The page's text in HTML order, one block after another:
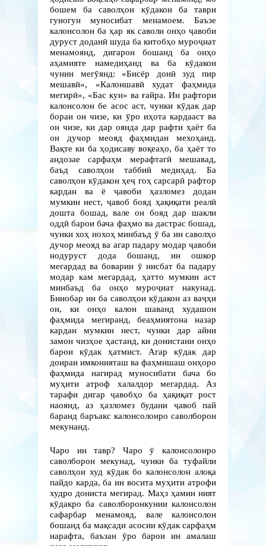
бошем ба саволҳои кӯдакон ба таври
гуногун муносибат менамоем. Баъзе
калонсолон ба ҳар як саволи онҳо ҷавоби
дуруст доданӣ шуда ба китобҳо муроҷиат
менамоянд, дигарон бошанд ба онҳо
аҳамияте намедиҳанд ва ба кӯдакон
чунин мегӯянд: «Бисёр донӣ зуд пир
мешавӣ», «Калоншавӣ худат фаҳмида
мегирӣ», «Бас кун» ва ғайра. Ин рафтори
калонсолон бе асос аст, чунки кӯдак дар
бораи он чизе, ки ӯро иҳота кардааст ва
он чизе, ки дар оянда дар рафти ҳаёт ба
он дучор меояд фаҳмидан мехоҳанд.
Вақте ки ба ҳодисаву воқеаҳо, ба ҳаёт то
андозае сарфаҳм мерафтагӣ мешавад,
баъд саволҳои таббиӣ медиҳад. Ба
саволҳои кӯдакон ҳеҷ гоҳ сарсарӣ рафтор
кардан ва ё ҷавоби ҳазломез додан
мумкин нест, ҷавоб бояд ҳақиқати реалӣ
дошта бошад, вале он бояд дар шакли
оддӣ барои бача фаҳмо ва дастрас бошад,
чунки хоҳ нохоҳ минбаъд ӯ ба ин саволҳо
дучор меояд ва агар падару модар ҷавоби
нодуруст дода бошанд, ин ошкор
мегардад ва боварии ӯ нисбат ба падару
модар кам мегардад, ҳатто мумкин аст
минбаъд ба онҳо муроҷиат накунад.
Бинобар ин ба саволҳои кӯдакон аз ваҷҳи
он, ки онҳо калон шаванд худашон
фаҳмида мегиранд, беаҳмиятона назар
кардан мумкин нест, чунки дар айни
замон чизҳое ҳастанд, ки донистани онҳо
барои кӯдак ҳатмист. Агар кӯдак дар
доираи имконияташ ва фаҳмишаш онҳоро
фаҳмида нагирад муносибати бача бо
муҳити атроф халалдор мегардад. Аз
тарафи дигар ҷавобҳо ба ҳақиқат рост
наоянд, аз ҳазломез будани ҷавоб пай
баранд баръакс калонсолонро саволборон
мекунанд.
Чаро ин тавр? Чаро ӯ калонсолонро
саволборон мекунад, чунки ба туфайли
саволҳои худ кӯдак бо калонсолон алоқа
пайдо карда, ба ин восита муҳити атрофи
худро дониста мегирад. Маҳз ҳамин ният
кӯдакро ба саволборонкунии калонсолон
сафарбар менамояд, вале калонсолон
бошанд ба мақсади асосии кӯдак сарфаҳм
нарафта, баъзан ӯро барои ин амалаш